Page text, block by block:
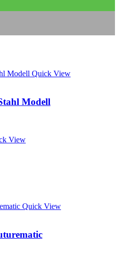
Quick View
Modell
View
Quick View